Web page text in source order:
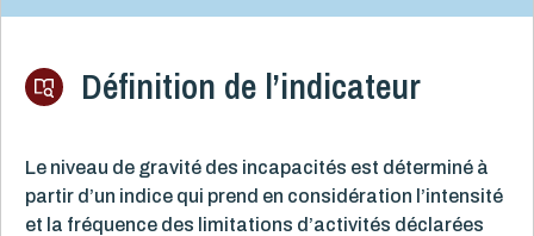
Définition de l’indicateur
Le niveau de gravité des incapacités est déterminé à
partir d’un indice qui prend en considération l’intensité
et la fréquence des limitations d’activités déclarées